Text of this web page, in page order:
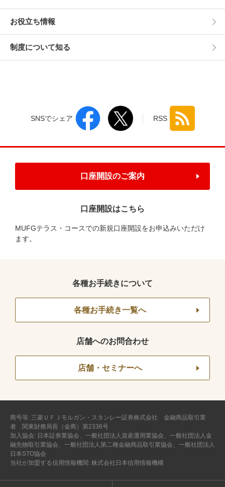
お役立ち情報
制度について知る
SNSでシェア RSS
口座開設のご案内
口座開設はこちら
MUFGテラス・コースでの新規口座開設をお申込みいただけ
ます。
各種お手続きについて
各種お手続き一覧へ
店舗へのお問合わせ
店舗・セミナーへ
商号等: 三菱ＵＦＪモルガン・スタンレー証券株式会社 金融商品取引業
者 関東財務局長（金商）第2336号
加入協会: 日本証券業協会、一般社団法人資産運用業協会、一般社団法人金
融先物取引業協会、一般社団法人第二種金融商品取引業協会、一般社団法人
日本STO協会
当社が加盟する信用情報機関: 株式会社日本信用情報機構